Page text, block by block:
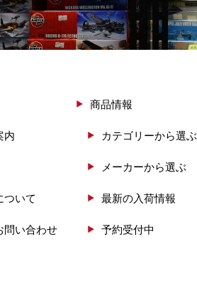
内
ついて
問い合わせ
商品情報
カテゴリーから選ぶ
メーカーから選ぶ
最新の入荷情報
予約受付中